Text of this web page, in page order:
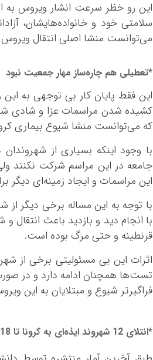
این رو خظر سرعت انشار ویروس به
سلامتی خود و خانواده‌هایشان،
می‌توانست منشا اصلی انتقال
*تعطیلی هم چاره‌ساز مهار جمعیت نبود
این فقط پایان کار بی توجهی به
کشیده شدن مراسمات عزا و شادی
که می‌توانست منشا شیوع بیماری
با وجود اینکه بسیاری از
جامعه در این مراسم شرکت نکنند
این مراسمات و ایجاد زمینه‌ای
با توجه به این مساله برخی دیگر از
با انجام دید و بازدید باعث انتقال
قرنطینه و حتی مرگ بوده است.
اثرات این بی مسئولیتی برخی از
تست‌ها همچنان ادامه دارد و در
فراگیرتر شیوع و مبتلایان به این
*انتلای 12 شهروند ایذه‌ای به کرونا تا 18 فروردین